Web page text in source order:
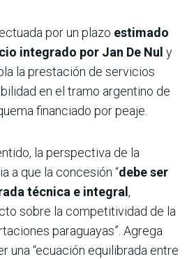
por un plazo estimado
integrado por Jan De Nul y
la prestación de servicios
en el tramo argentino de
financiado por peaje.
la perspectiva de la
a que la concesión “debe ser
técnica e integral ,
sobre la competitividad de la
paraguayas”. Agrega
una “ecuación equilibrada entre